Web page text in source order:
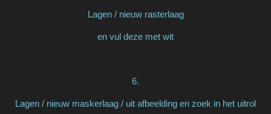
Lagen / nieuw rasterlaag
en vul deze met wit
6.
Lagen / nieuw maskerlaag / uit afbeelding en zoek in het uitrol